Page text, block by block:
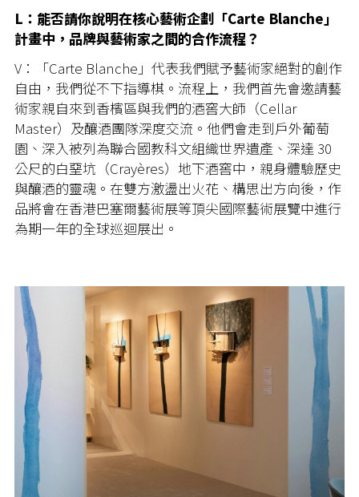
L：能否請你說明在核心藝術企劃「Carte Blanche」
計畫中，品牌與藝術家之間的合作流程？
V：「Carte Blanche」代表我們賦予藝術家絕對的創作
自由，我們從不下指導棋。流程上，我們首先會邀請藝
術家親自來到香檳區與我們的酒窖大師（Cellar
Master）及釀酒團隊深度交流。他們會走到戶外葡萄
園、深入被列為聯合國教科文組織世界遺產、深達 30
公尺的白堊坑（Crayères）地下酒窖中，親身體驗歷史
與釀酒的靈魂。在雙方激盪出火花、構思出方向後，作
品將會在香港巴塞爾藝術展等頂尖國際藝術展覽中進行
為期一年的全球巡迴展出。